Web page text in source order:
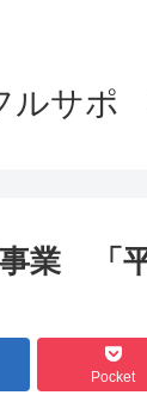
ルサ
業 「
Pocket